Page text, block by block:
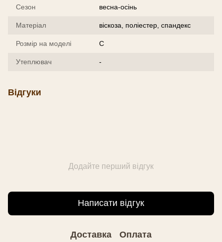
Сезон весна-осінь
Матеріал віскоза, поліестер, спандекс
Розмір на моделі С
Утеплювач -
Відгуки
Додайте перший відгук
Написати відгук
Доставка Оплата